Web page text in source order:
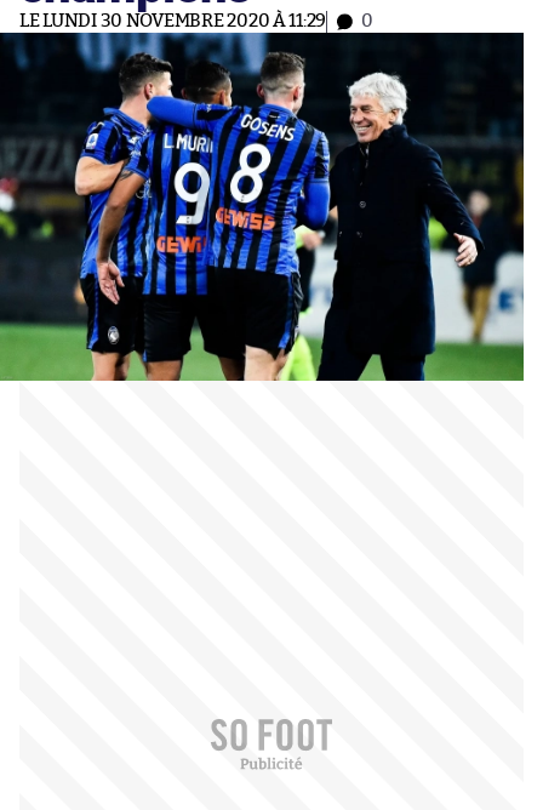
LE LUNDI 30 NOVEMBRE 2020 À 11:29 0